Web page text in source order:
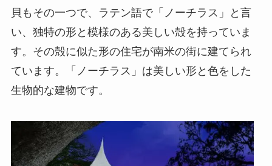
貝もその一つで、ラテン語で「ノーチラス」と言
い、独特の形と模様のある美しい殻を持っていま
す。その殻に似た形の住宅が南米の街に建てられ
ています。「ノーチラス」は美しい形と色をした
生物的な建物です。